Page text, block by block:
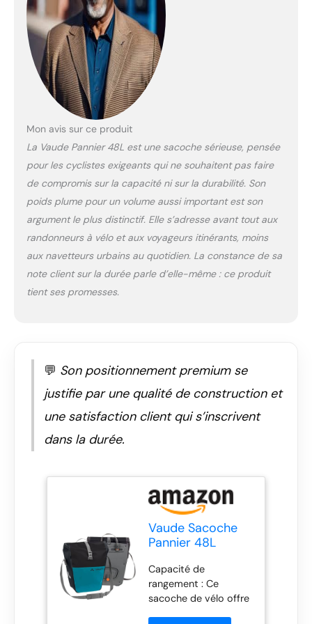
équipé d'une
fermeture à boucle,
garantissant la
sécurité de vos biens
pendant votre trajet
avec votre vélo et
ajoute une touche
d'élégance à votre
facile : Ce sacoche
est conçu pour un
montage d'réservoir
facile sur votre vélo,
l'installer et de le
Mon avis sur ce produit
La Vaude Pannier 48L est une sacoche sérieuse, pensée
pour les cyclistes exigeants qui ne souhaitent pas faire
de compromis sur la capacité ni sur la durabilité. Son
poids plume pour un volume aussi important est son
argument le plus distinctif. Elle s’adresse avant tout aux
randonneurs à vélo et aux voyageurs itinérants, moins
aux navetteurs urbains au quotidien. La constance de sa
note client sur la durée parle d’elle-même : ce produit
tient ses promesses.
💬 Son positionnement premium se
justifie par une qualité de construction et
une satisfaction client qui s’inscrivent
dans la durée.
Vaude Sacoche
Pannier 48L
pour Bicyclette,
Taille Unique
Capacité de
rangement : Ce
sacoche de vélo offre